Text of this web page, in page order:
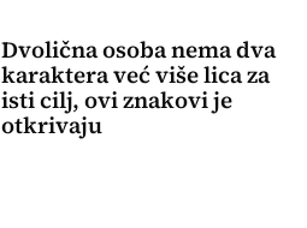
Dvolična osoba nema dva
karaktera već više lica za
isti cilj, ovi znakovi je
otkrivaju